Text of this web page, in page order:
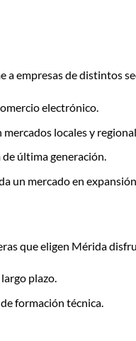
a empresas de distintos
electrónico.
locales y
última generación.
un mercado en
que eligen Mérida
plazo.
formación técnica.